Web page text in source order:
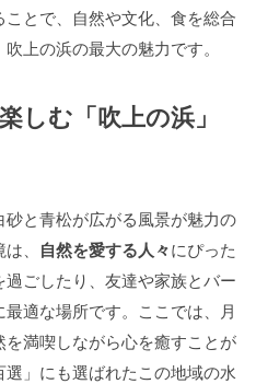
とで、自然や文化、食を総合
上の浜の最大の魅力です。
しむ「吹上の浜」
砂と青松が広がる風景が魅力の
、 自然を愛する人々にぴった
ごしたり、友達や家族とバー
適な場所です。ここでは、月
満喫しながら心を癒すことが
」にも選ばれたこの地域の水